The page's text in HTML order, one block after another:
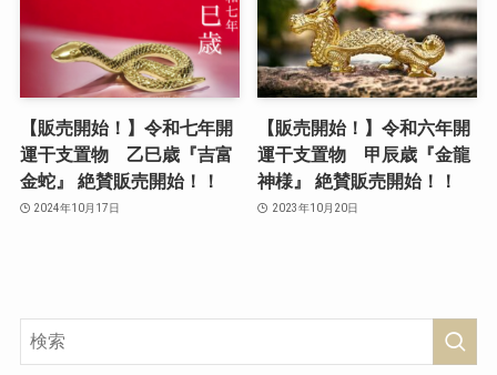
【販売開始！】令和七年開
運干支置物 乙巳歳『吉富
金蛇』 絶賛販売開始！！
2024年10月17日
【販売開始！】令和六年開
運干支置物 甲辰歳『金龍
神様』 絶賛販売開始！！
2023年10月20日